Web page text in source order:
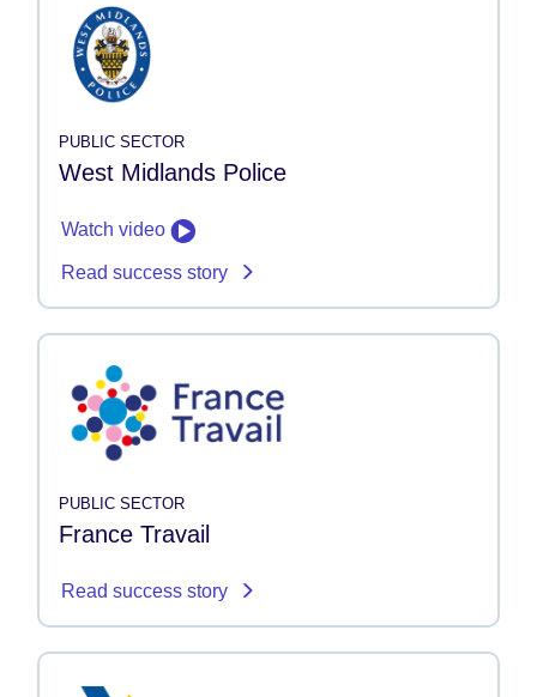
PUBLIC SECTOR
West Midlands Police
Watch video
Read success story
PUBLIC SECTOR
France Travail
Read success story